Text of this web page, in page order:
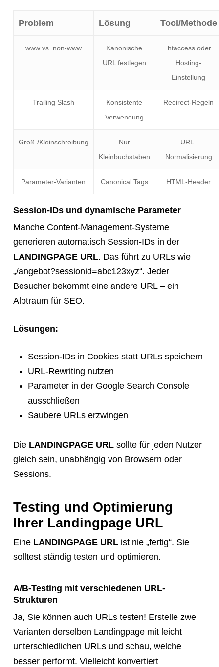
Problem Lösung Tool/Methode
www vs. non-www
Kanonische
URL festlegen
.htaccess oder
Hosting-
Einstellung
Trailing Slash
Konsistente
Verwendung
Redirect-Regeln
Groß-/Kleinschreibung
Nur
Kleinbuchstaben
URL-
Normalisierung
Parameter-Varianten Canonical Tags HTML-Header
Session-IDs und dynamische Parameter
Manche Content-Management-Systeme
generieren automatisch Session-IDs in der
LANDINGPAGE URL. Das führt zu URLs wie
„/angebot?sessionid=abc123xyz“. Jeder
Besucher bekommt eine andere URL – ein
Albtraum für SEO.
Lösungen:
Session-IDs in Cookies statt URLs speichern
URL-Rewriting nutzen
Parameter in der Google Search Console
ausschließen
Saubere URLs erzwingen
Die LANDINGPAGE URLsollte für jeden Nutzer
gleich sein, unabhängig von Browsern oder
Sessions.
Testing und Optimierung
Ihrer Landingpage URL
Eine LANDINGPAGE URList nie „fertig“. Sie
solltest ständig testen und optimieren.
A/B-Testing mit verschiedenen URL-
Strukturen
Ja, Sie können auch URLs testen! Erstelle zwei
Varianten derselben Landingpage mit leicht
unterschiedlichen URLs und schau, welche
besser performt. Vielleicht konvertiert